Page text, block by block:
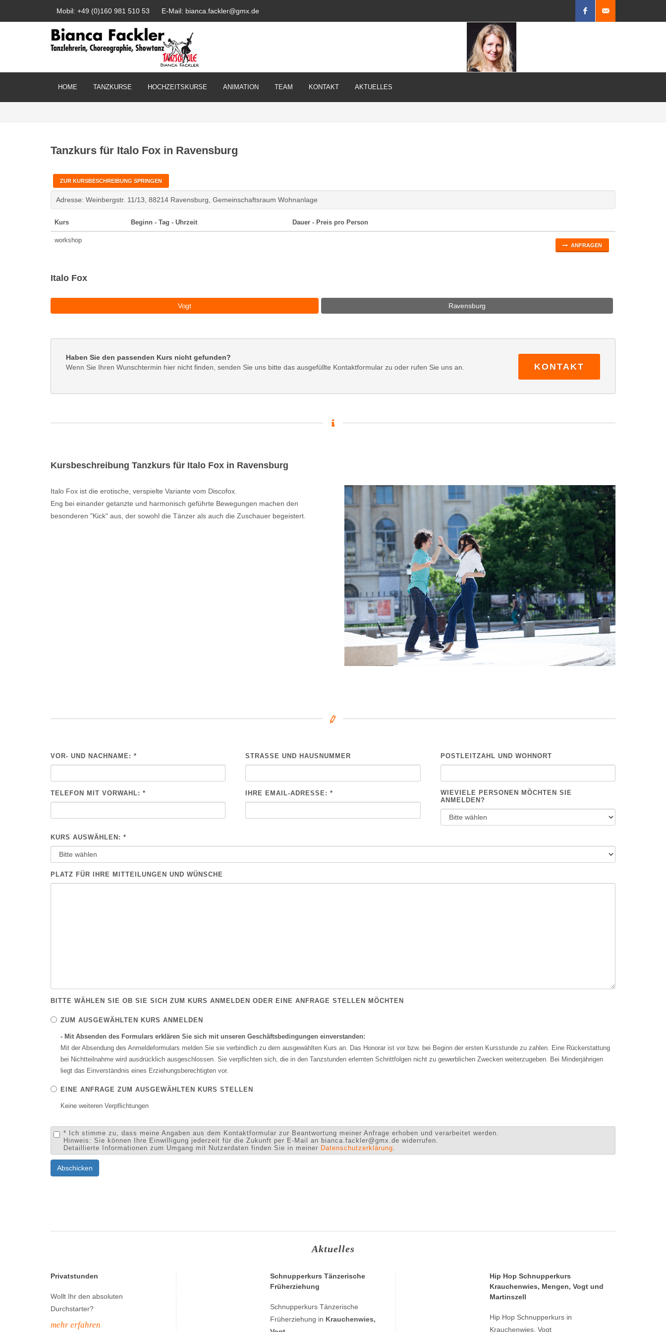
Mobil: +49 (0)160 981 510 53 E-Mail: bianca.fackler@gmx.de
HOME TANZKURSE HOCHZEITSKURSE ANIMATION TEAM KONTAKT AKTUELLES
Tanzkurs für Italo Fox in Ravensburg
ZUR KURSBESCHREIBUNG SPRINGEN
Adresse: Weinbergstr. 11/13, 88214 Ravensburg, Gemeinschaftsraum Wohnanlage
Kurs Beginn - Tag - Uhrzeit Dauer - Preis pro Person
workshop
ANFRAGEN
Italo Fox
Vogt Ravensburg
Haben Sie den passenden Kurs nicht gefunden?
Wenn Sie Ihren Wunschtermin hier nicht finden, senden Sie uns bitte das ausgefüllte Kontaktformular zu oder rufen Sie uns an.
KONTAKT
Kursbeschreibung Tanzkurs für Italo Fox in Ravensburg
Italo Fox ist die erotische, verspielte Variante vom Discofox.
Eng bei einander getanzte und harmonisch geführte Bewegungen machen den
besonderen "Kick" aus, der sowohl die Tänzer als auch die Zuschauer begeistert.
VOR- UND NACHNAME: * STRASSE UND HAUSNUMMER POSTLEITZAHL UND WOHNORT
TELEFON MIT VORWAHL: * IHRE EMAIL-ADRESSE: *
WIEVIELE PERSONEN MÖCHTEN SIE
ANMELDEN?
KURS AUSWÄHLEN: *
PLATZ FÜR IHRE MITTEILUNGEN UND WÜNSCHE
BITTE WÄHLEN SIE OB SIE SICH ZUM KURS ANMELDEN ODER EINE ANFRAGE STELLEN MÖCHTEN
ZUM AUSGEWÄHLTEN KURS ANMELDEN
- Mit Absenden des Formulars erklären Sie sich mit unseren Geschäftsbedingungen einverstanden:
Mit der Absendung des Anmeldeformulars melden Sie sie verbindlich zu dem ausgewählten Kurs an. Das Honorar ist vor bzw. bei Beginn der ersten Kursstunde zu zahlen. Eine Rückerstattung
bei Nichtteilnahme wird ausdrücklich ausgeschlossen. Sie verpflichten sich, die in den Tanzstunden erlernten Schrittfolgen nicht zu gewerblichen Zwecken weiterzugeben. Bei Minderjährigen
liegt das Einverständnis eines Erziehungsberechtigten vor.
EINE ANFRAGE ZUM AUSGEWÄHLTEN KURS STELLEN
Keine weiteren Verpflichtungen
* Ich stimme zu, dass meine Angaben aus dem Kontaktformular zur Beantwortung meiner Anfrage erhoben und verarbeitet werden.
Hinweis: Sie können Ihre Einwilligung jederzeit für die Zukunft per E-Mail an bianca.fackler@gmx.de widerrufen.
Detaillierte Informationen zum Umgang mit Nutzerdaten finden Sie in meiner Datenschutzerklärung
BITTE NICHT AUSFÜLLEN.
Abschicken
Aktuelles
Privatstunden
Wollt Ihr den absoluten
Durchstarter?
mehr erfahren
Schnupperkurs Tänzerische
Früherziehung
Schnupperkurs Tänzerische
Früherziehung in Krauchenwies,
Hip Hop Schnupperkurs
Krauchenwies, Mengen, Vogt und
Martinszell
Hip Hop Schnupperkurs in
Krauchenwies, Vogt